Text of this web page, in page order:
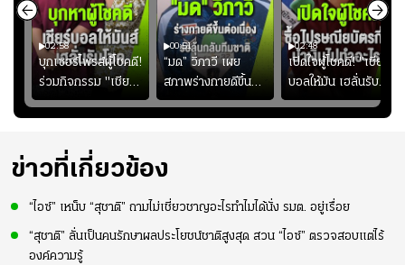
02:58
บุกเซอร์ไพรส์ผู้โชคดี!
ร่วมกิจกรรม "เชียร์
บอลให้มัน เฮลั่นรับ
โชค ทุกที่ทุกเวลา"
00:51
“มด” วิภาวี เผย
สภาพร่างกายดีขึ้น
อย่างต่อเนื่อง พร้อม
พยายามลงสนามให้
ความมั่นใจ
02:48
เปิดใจผู้โชคดี! "เชียร์
บอลให้มัน เฮลั่นรับ
โชค ทุกที่ทุกเวลา"
ซื้อไปรษณียบัตรกี่ใบ?
ข่าวที่เกี่ยวข้อง
“ไอซ์” เหน็บ “สุชาติ” ถามไม่เชี่ยวชาญอะไรทำไมได้นั่ง รมต. อยู่เรื่อย
“สุชาติ” ลั่นเป็นคนรักษาผลประโยชน์ชาติสูงสุด สวน “ไอซ์” ตรวจสอบแต่ไร้
องค์ความรู้